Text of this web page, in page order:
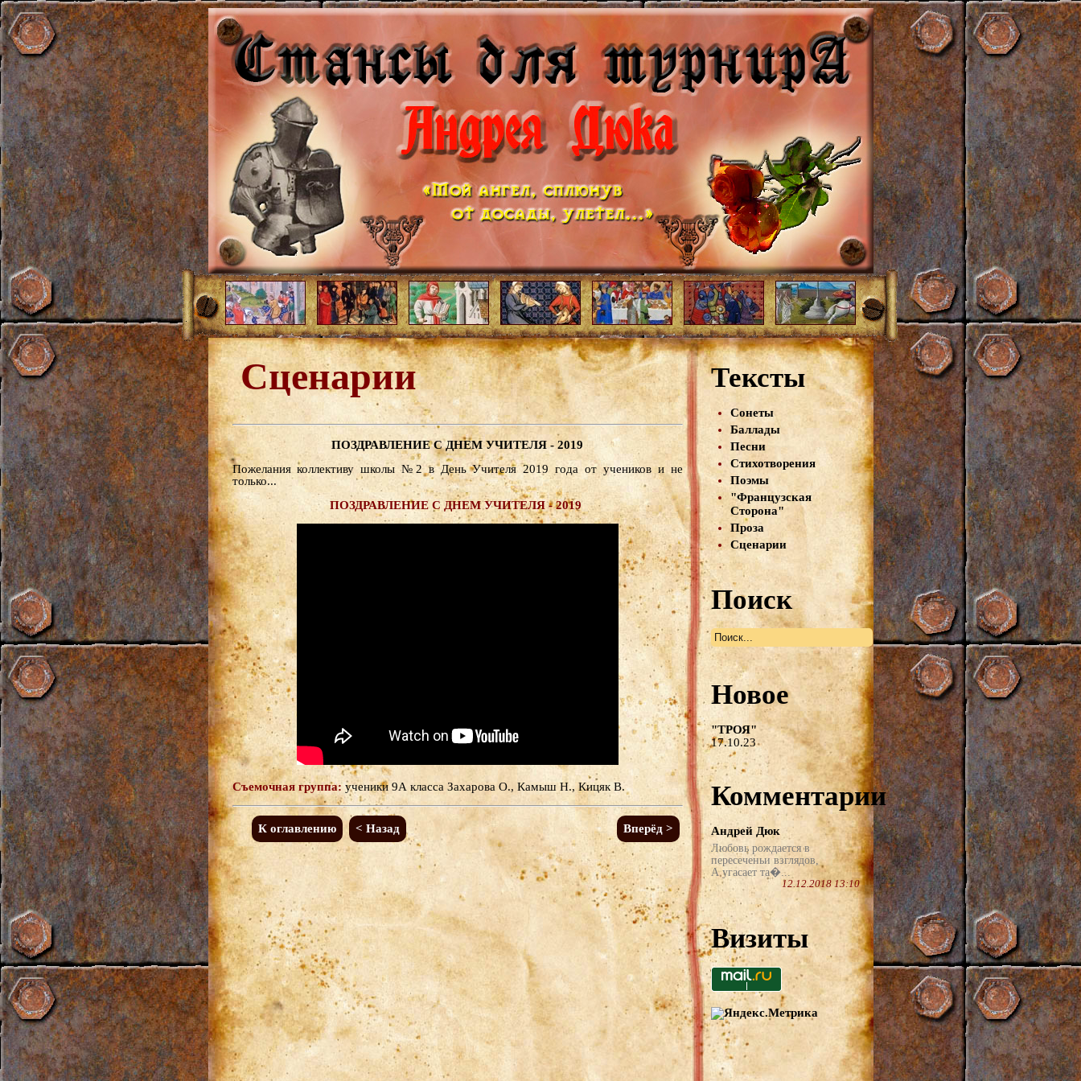
Сценарии
ПОЗДРАВЛЕНИЕ С ДНЕМ УЧИТЕЛЯ - 2019
Пожелания коллективу школы №2 в День Учителя 2019 года от учеников и не
только...
ПОЗДРАВЛЕНИЕ С ДНЕМ УЧИТЕЛЯ - 2019
Съемочная группа:ученики 9А класса Захарова О., Камыш Н., Кицяк В.
К оглавлению < Назад Вперёд >
Тексты
Сонеты
Баллады
Песни
Стихотворения
Поэмы
"Французская
Сторона"
Проза
Сценарии
Поиск
Новое
"ТРОЯ"
17.10.23
Комментарии
Андрей Дюк
Любовь рождается в
пересеченьи взглядов,
А угасает та�...
12.12.2018 13:10
Визиты